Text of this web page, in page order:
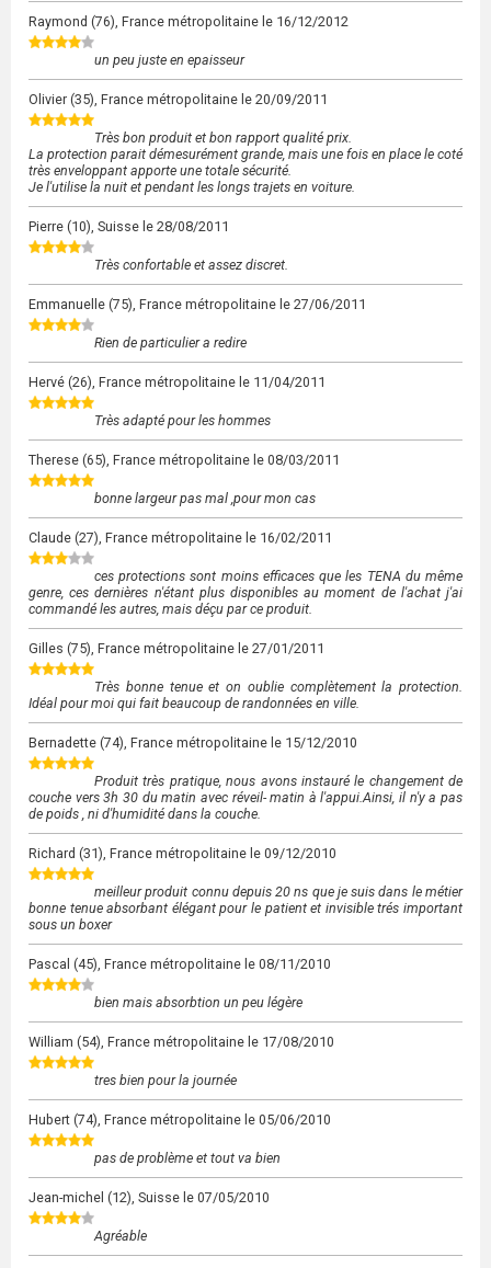
Raymond (76), France métropolitaine le 16/12/2012
un peu juste en epaisseur
Olivier (35), France métropolitaine le 20/09/2011
Très bon produit et bon rapport qualité prix.
La protection parait démesurément grande, mais une fois en place le coté
très enveloppant apporte une totale sécurité.
Je l'utilise la nuit et pendant les longs trajets en voiture.
Pierre (10), Suisse le 28/08/2011
Très confortable et assez discret.
Emmanuelle (75), France métropolitaine le 27/06/2011
Rien de particulier a redire
Hervé (26), France métropolitaine le 11/04/2011
Très adapté pour les hommes
Therese (65), France métropolitaine le 08/03/2011
bonne largeur pas mal ,pour mon cas
Claude (27), France métropolitaine le 16/02/2011
ces protections sont moins efficaces que les TENA du même
genre, ces dernières n'étant plus disponibles au moment de l'achat j'ai
commandé les autres, mais déçu par ce produit.
Gilles (75), France métropolitaine le 27/01/2011
Très bonne tenue et on oublie complètement la protection.
Idéal pour moi qui fait beaucoup de randonnées en ville.
Bernadette (74), France métropolitaine le 15/12/2010
Produit très pratique, nous avons instauré le changement de
couche vers 3h 30 du matin avec réveil- matin à l'appui.Ainsi, il n'y a pas
de poids , ni d'humidité dans la couche.
Richard (31), France métropolitaine le 09/12/2010
meilleur produit connu depuis 20 ns que je suis dans le métier
bonne tenue absorbant élégant pour le patient et invisible trés important
sous un boxer
Pascal (45), France métropolitaine le 08/11/2010
bien mais absorbtion un peu légère
William (54), France métropolitaine le 17/08/2010
tres bien pour la journée
Hubert (74), France métropolitaine le 05/06/2010
pas de problème et tout va bien
Jean-michel (12), Suisse le 07/05/2010
Agréable